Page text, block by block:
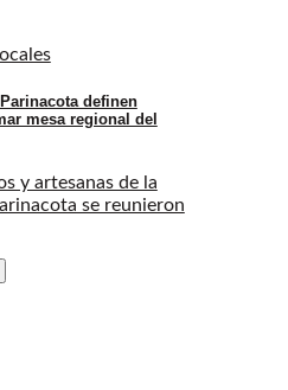
definen
mesa regional del
y artesanas de la
se reunieron